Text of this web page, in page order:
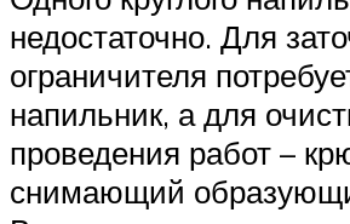
недостаточно. Для
ограничителя
напильник, а для
проведения работ –
снимающий